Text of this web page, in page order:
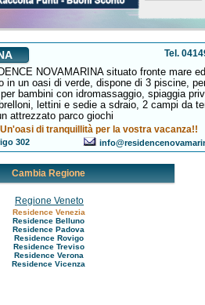
Tel.
NOVAMARINA situato fronte mare ed
in un oasi di verde, dispone di 3 piscine,
bambini con idromassaggio, spiaggia
lettini e sedie a sdraio, 2 campi da
attrezzato parco giochi
Un'oasi di tranquillità per la vostra vacanza!!
302
Cambia Regione
Regione Veneto
Residence Venezia
Residence Belluno
Residence Padova
Residence Rovigo
Residence Treviso
Residence Verona
Residence Vicenza